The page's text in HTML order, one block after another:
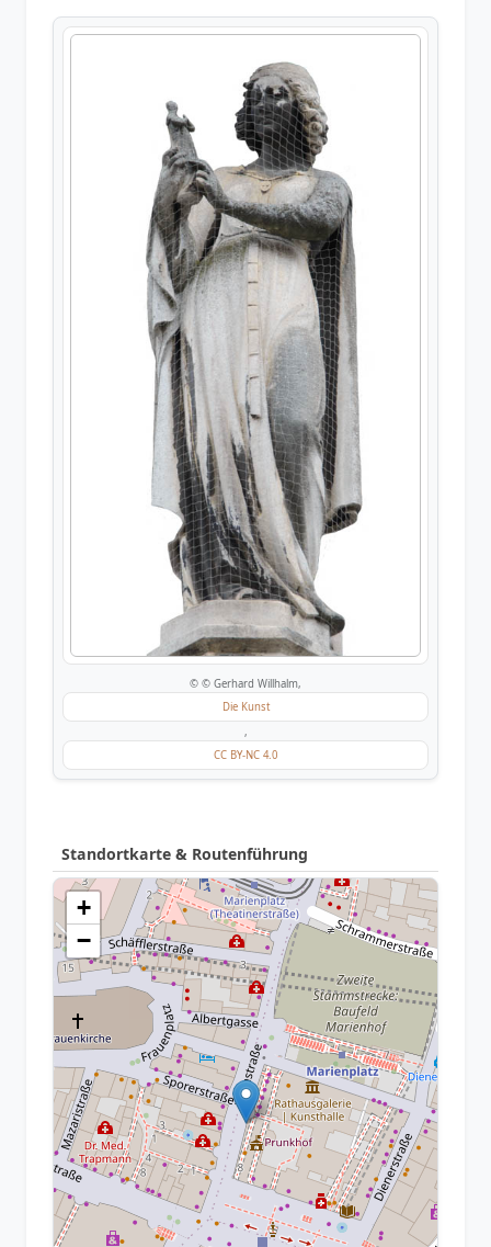
© © Gerhard Willhalm,
Die Kunst
,
CC BY-NC 4.0
Standortkarte & Routenführung
+
−